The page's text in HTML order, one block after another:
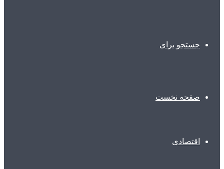
جستجو برای
صفحه نخست
اقتصادی